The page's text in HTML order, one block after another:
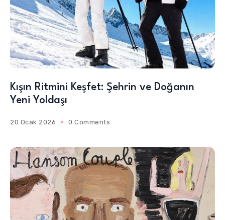
Kışın Ritmini Keşfet: Şehrin ve Doğanın
Yeni Yoldaşı
20 Ocak 2026 0 Comments